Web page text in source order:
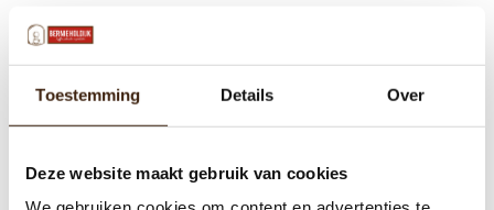
Toestemming Details Over
Deze website maakt gebruik van cookies
GERELATEERDE PRODUCTEN